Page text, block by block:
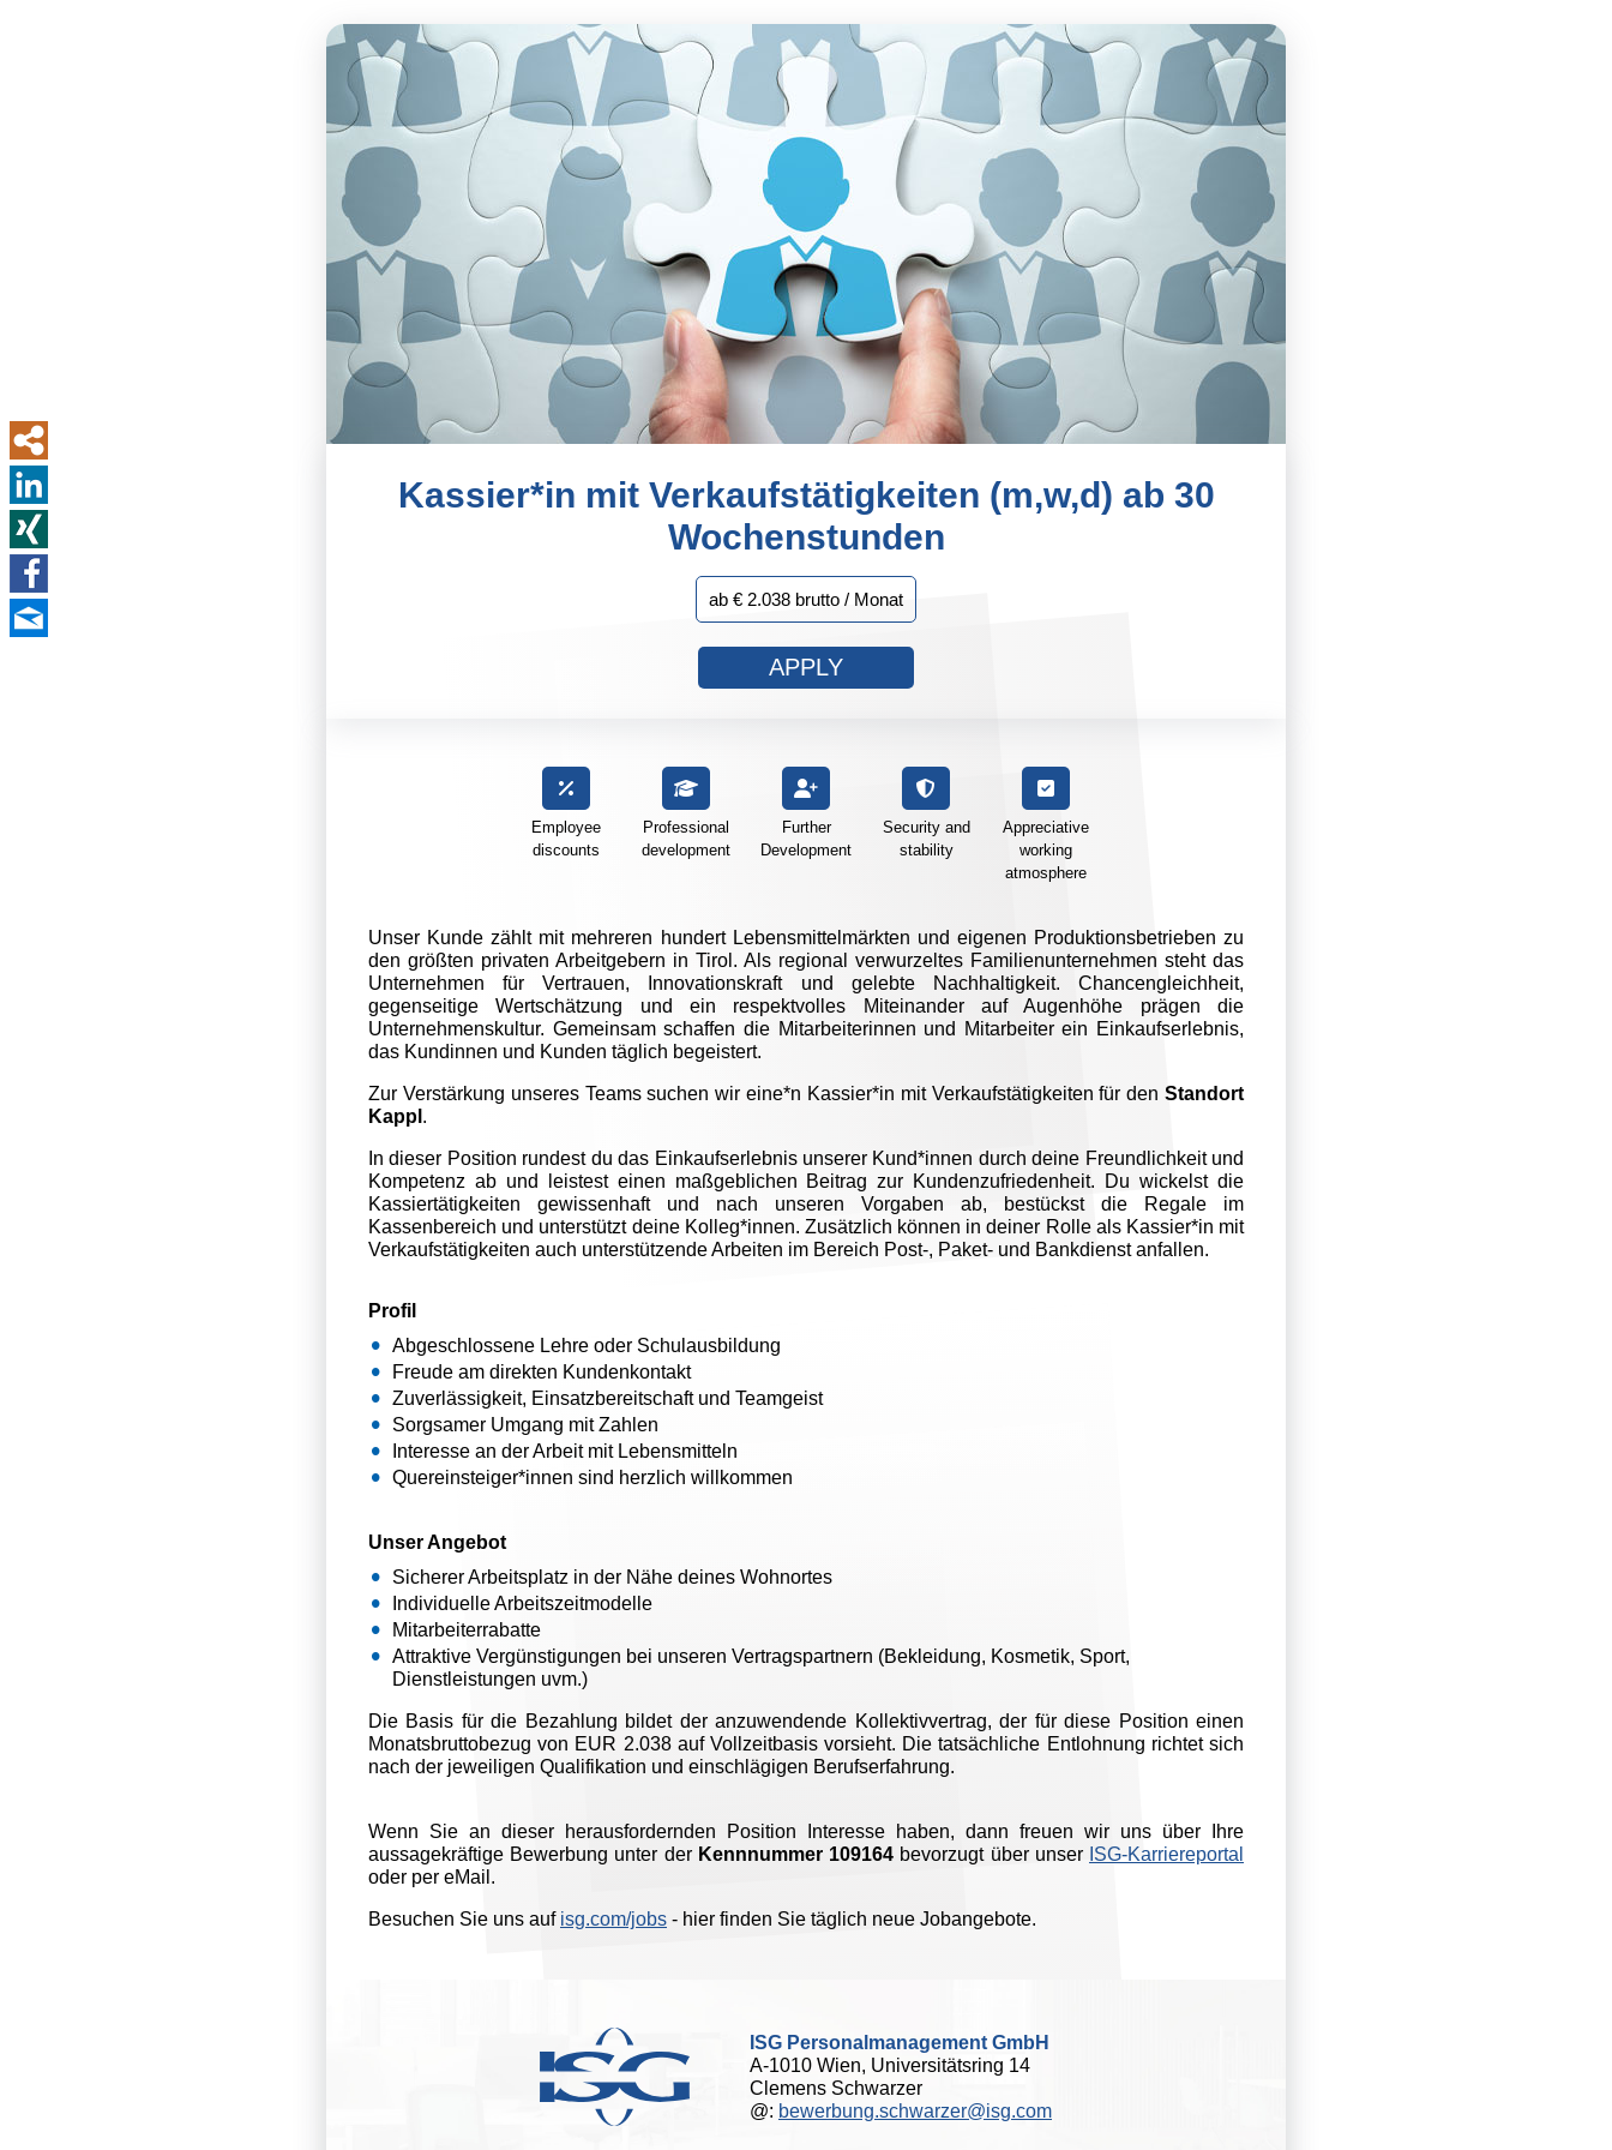
Kassier*in mit Verkaufstätigkeiten (m,w,d) ab 30
Wochenstunden
ab € 2.038 brutto / Monat
APPLY
Employee
discounts
Professional
development
Further
Development
Security and
stability
Appreciative
working
atmosphere
Unser Kunde zählt mit mehreren hundert Lebensmittelmärkten und eigenen Produktionsbetrieben zu
den größten privaten Arbeitgebern in Tirol. Als regional verwurzeltes Familienunternehmen steht das
Unternehmen für Vertrauen, Innovationskraft und gelebte Nachhaltigkeit. Chancengleichheit,
gegenseitige Wertschätzung und ein respektvolles Miteinander auf Augenhöhe prägen die
Unternehmenskultur. Gemeinsam schaffen die Mitarbeiterinnen und Mitarbeiter ein Einkaufserlebnis,
das Kundinnen und Kunden täglich begeistert.
Zur Verstärkung unseres Teams suchen wir eine*n Kassier*in mit Verkaufstätigkeiten für den Standort
Kappl .
In dieser Position rundest du das Einkaufserlebnis unserer Kund*innen durch deine Freundlichkeit und
Kompetenz ab und leistest einen maßgeblichen Beitrag zur Kundenzufriedenheit. Du wickelst die
Kassiertätigkeiten gewissenhaft und nach unseren Vorgaben ab, bestückst die Regale im
Kassenbereich und unterstützt deine Kolleg*innen. Zusätzlich können in deiner Rolle als Kassier*in mit
Verkaufstätigkeiten auch unterstützende Arbeiten im Bereich Post-, Paket- und Bankdienst anfallen.
Profil
Abgeschlossene Lehre oder Schulausbildung
Freude am direkten Kundenkontakt
Zuverlässigkeit, Einsatzbereitschaft und Teamgeist
Sorgsamer Umgang mit Zahlen
Interesse an der Arbeit mit Lebensmitteln
Quereinsteiger*innen sind herzlich willkommen
Unser Angebot
Sicherer Arbeitsplatz in der Nähe deines Wohnortes
Individuelle Arbeitszeitmodelle
Mitarbeiterrabatte
Attraktive Vergünstigungen bei unseren Vertragspartnern (Bekleidung, Kosmetik, Sport,
Dienstleistungen uvm.)
Die Basis für die Bezahlung bildet der anzuwendende Kollektivvertrag, der für diese Position einen
Monatsbruttobezug von EUR 2.038 auf Vollzeitbasis vorsieht. Die tatsächliche Entlohnung richtet sich
nach der jeweiligen Qualifikation und einschlägigen Berufserfahrung.
Wenn Sie an dieser herausfordernden Position Interesse haben, dann freuen wir uns über Ihre
aussagekräftige Bewerbung unter der Kennnummer 109164 bevorzugt über unser ISG-Karriereportal
oder per eMail.
Besuchen Sie uns auf isg.com/jobs - hier finden Sie täglich neue Jobangebote.
ISG Personalmanagement GmbH
A-1010 Wien, Universitätsring 14
Clemens Schwarzer
@: bewerbung.schwarzer@isg.com